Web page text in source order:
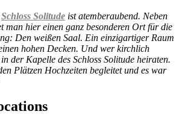
Schloss Solitude ist atemberaubend. Neben
man hier einen ganz besonderen Ort für die
Den weißen Saal. Ein einzigartiger Raum
hohen Decken. Und wer kirchlich
der Kapelle des Schloss Solitude heiraten.
Plätzen Hochzeiten begleitet und es war